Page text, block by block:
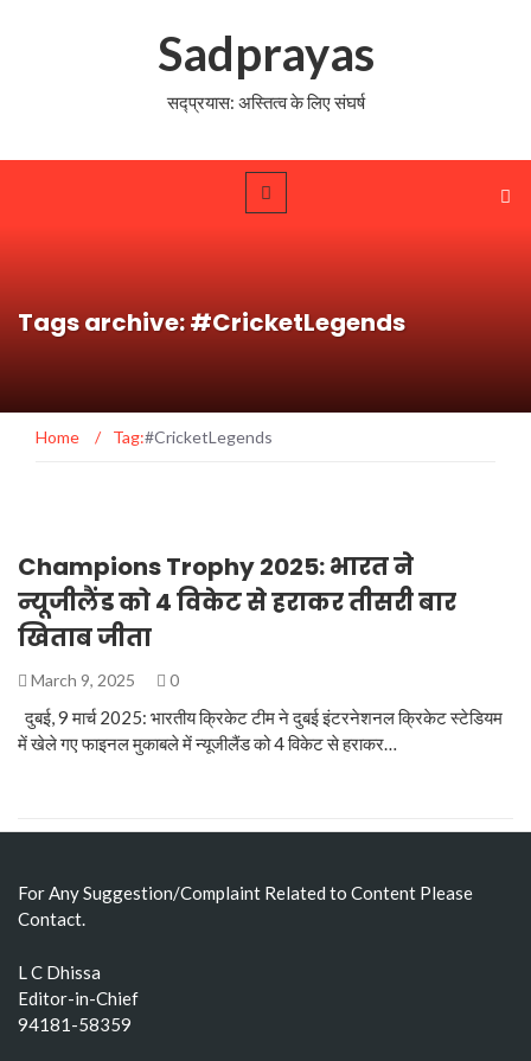
Sadprayas
सद्प्रयास: अस्तित्व के लिए संघर्ष
Tags archive: #CricketLegends
Home / Tag:#CricketLegends
Champions Trophy 2025: भारत ने
न्यूजीलैंड को 4 विकेट से हराकर तीसरी बार
खिताब जीता
March 9, 2025 0
दुबई, 9 मार्च 2025: भारतीय क्रिकेट टीम ने दुबई इंटरनेशनल क्रिकेट स्टेडियम
में खेले गए फाइनल मुकाबले में न्यूजीलैंड को 4 विकेट से हराकर…
For Any Suggestion/Complaint Related to Content Please
Contact.
L C Dhissa
Editor-in-Chief
94181-58359